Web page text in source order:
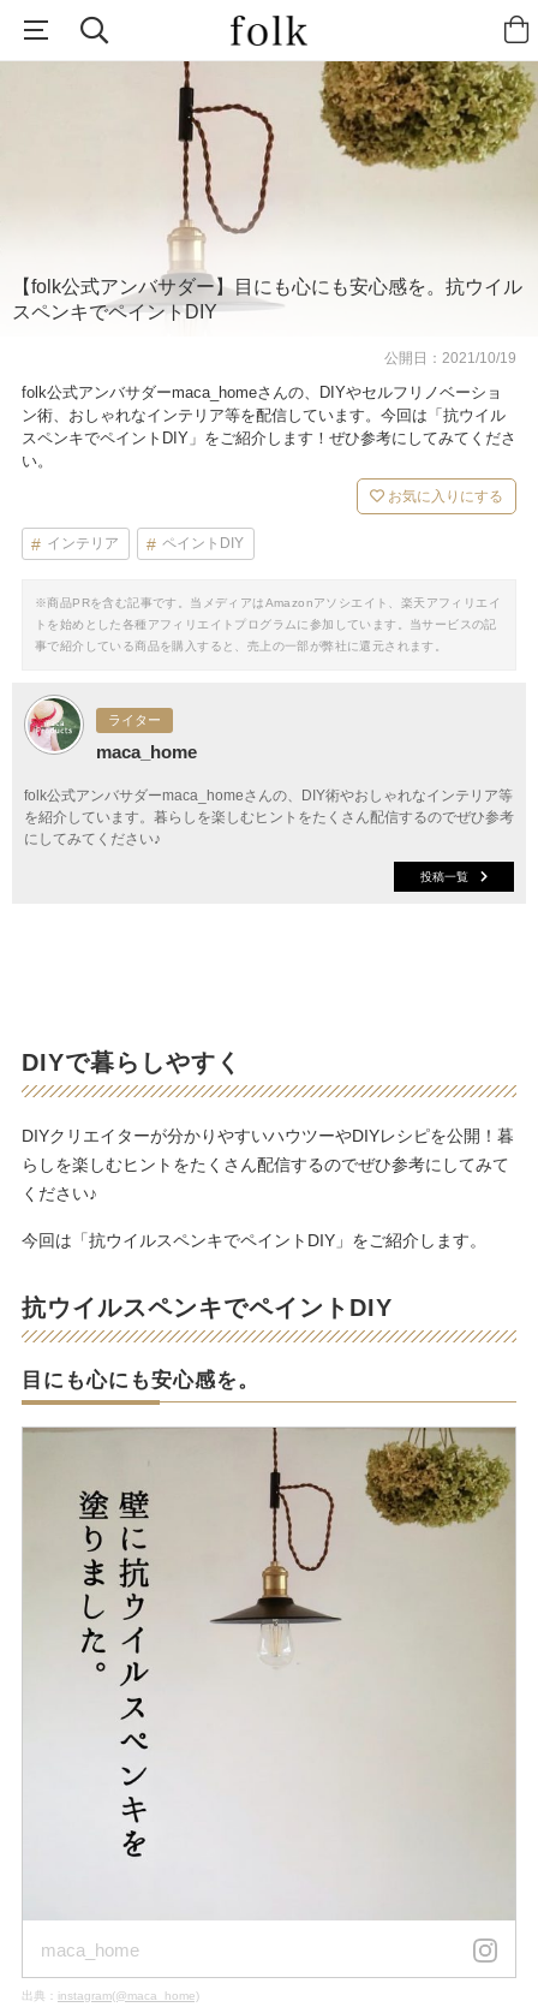
【folk公式アンバサダー】目にも心にも安心感を。抗ウイル
スペンキでペイントDIY
公開日：2021/10/19
folk公式アンバサダーmaca_homeさんの、DIYやセルフリノベーショ
ン術、おしゃれなインテリア等を配信しています。今回は「抗ウイル
スペンキでペイントDIY」をご紹介します！ぜひ参考にしてみてくださ
い。
お気に入りにする
インテリア ペイントDIY
※商品PRを含む記事です。当メディアはAmazonアソシエイト、楽天アフィリエイ
トを始めとした各種アフィリエイトプログラムに参加しています。当サービスの記
事で紹介している商品を購入すると、売上の一部が弊社に還元されます。
ライター
maca_home
folk公式アンバサダーmaca_homeさんの、DIY術やおしゃれなインテリア等
を紹介しています。暮らしを楽しむヒントをたくさん配信するのでぜひ参考
にしてみてください♪
投稿一覧
DIYで暮らしやすく
DIYクリエイターが分かりやすいハウツーやDIYレシピを公開！暮
らしを楽しむヒントをたくさん配信するのでぜひ参考にしてみて
ください♪
今回は「抗ウイルスペンキでペイントDIY」をご紹介します。
抗ウイルスペンキでペイントDIY
目にも心にも安心感を。
maca_home
出典： instagram(@maca_home)